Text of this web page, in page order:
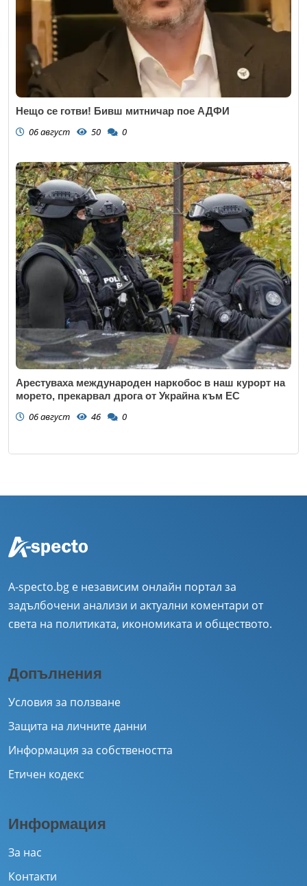
Нещо се готви! Бивш митничар пое АДФИ
06 август 50 0
Арестуваха международен наркобос в наш курорт на
морето, прекарвал дрога от Украйна към ЕС
06 август 46 0
A-specto.bg е независим онлайн портал за
задълбочени анализи и актуални коментари от
света на политиката, икономиката и обществото.
Допълнения
Условия за ползване
Защита на личните данни
Информация за собствеността
Етичен кодекс
Информация
За нас
Контакти